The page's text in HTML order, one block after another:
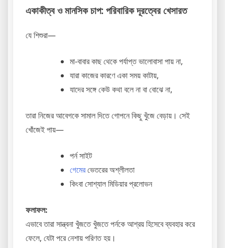
একাকীত্ব ও মানসিক চাপ: পরিবারিক দূরত্বের খেসারত
যে শিশুরা—
মা-বাবার কাছ থেকে পর্যাপ্ত ভালোবাসা পায় না,
যারা কাজের কারণে একা সময় কাটায়,
যাদের সঙ্গে কেউ কথা বলে না বা বোঝে না,
তারা নিজের আবেগকে সামাল দিতে গোপনে কিছু খুঁজে বেড়ায়। সেই
খোঁজেই পায়—
পর্ন সাইট
গেমেরভেতরের অশ্লীলতা
কিংবা সোশ্যাল মিডিয়ার প্রলোভন
ফলাফল:
এভাবে তারা সান্ত্বনা খুঁজতে খুঁজতে পর্নকে আশ্রয় হিসেবে ব্যবহার করে
ফেলে, যেটা পরে নেশায় পরিণত হয়।